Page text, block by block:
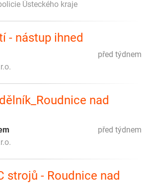
Ústeckého kraje
- nástup ihned
před týdnem
nad
před týdnem
strojů - Roudnice nad